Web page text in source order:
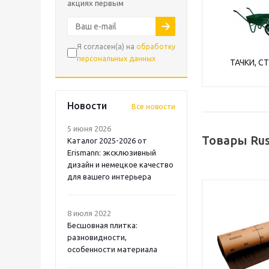
акциях первым
Я согласен(а) на обработку
персональных данных
Новости Все новости
5 июня 2026
Каталог 2025-2026 от
Erismann: эксклюзивный
дизайн и немецкое качество
для вашего интерьера
8 июля 2022
Бесшовная плитка:
разновидности,
особенности материала
ТАЧКИ,
Товары